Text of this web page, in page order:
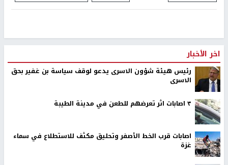
اخر الأخبار
رئيس هيئة شؤون الاسرى يدعو لوقف سياسة بن غفير بحق
الاسرى
٣ اصابات اثر تعرضهم للطعن في مدينة الطيبة
اصابات قرب الخط الأصفر وتحليق مكثف للاستطلاع في سماء
غزة